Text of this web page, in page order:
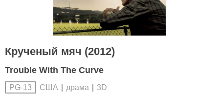
Крученый мяч (2012)
Trouble With The Curve
PG-13 США драма
3D